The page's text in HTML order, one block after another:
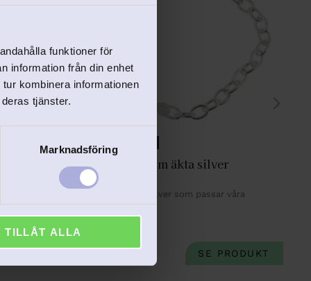
funktioner för
information från din enhet
kombinera informationen
tjänster.
Marknadsföring
TILLÅT ALLA
i hop
Armband 18 cm äkta silver
Sagosmycken
Armband i äkta silver som passar våra
berlocker.